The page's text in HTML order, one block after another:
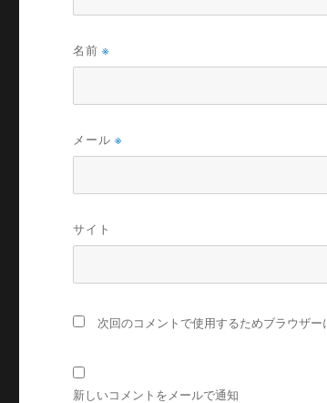
名前※
メール※
サイト
次回のコメントで使用するためブラウザ
新しいコメントをメールで通知